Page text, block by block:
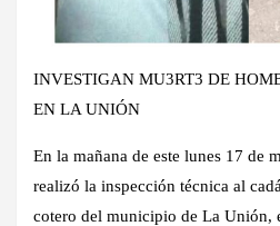
INVESTIGAN MU3RT3 DE
EN LA UNIÓN
En la mañana de este lunes 17 de
realizó la inspección técnica al
cotero del municipio de La Unión,